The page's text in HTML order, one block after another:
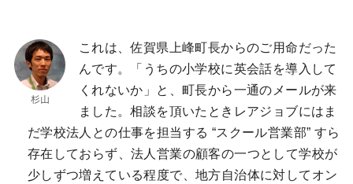
これは、佐賀県上峰町長からのご用命だった
んです。「うちの小学校に英会話を導入して
くれないか」と、町長から一通のメールが来
ました。相談を頂いたときレアジョブにはま
だ学校法人との仕事を担当する “スクール営業部” すら
存在しておらず、法人営業の顧客の一つとして学校が
少しずつ増えている程度で、地方自治体に対してオン